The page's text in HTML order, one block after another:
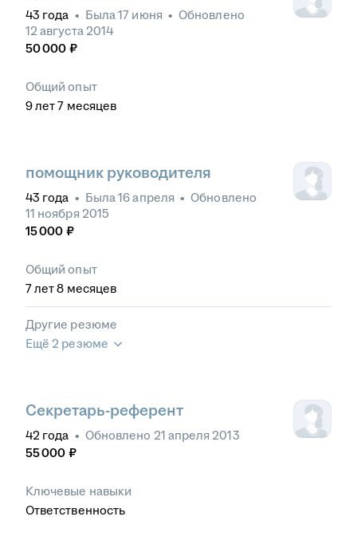
43 года • Была17 июня • Обновлено
12 августа 2014
50 000 ₽
Общий опыт
9лет 7 месяцев
помощник руководителя
43 года • Была16 апреля • Обновлено
11 ноября 2015
15 000 ₽
Общий опыт
7лет 8 месяцев
Другие резюме
Ещё 2 резюме
Секретарь-референт
42 года • Обновлено 21 апреля 2013
55 000 ₽
Ключевые навыки
Ответственность